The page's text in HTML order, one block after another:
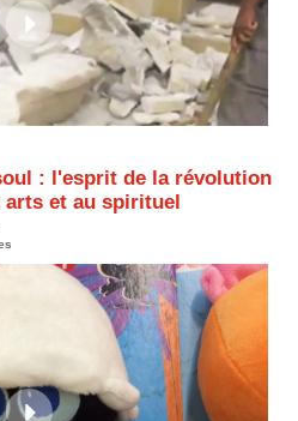
: l'esprit de la révolution
et au spirituel